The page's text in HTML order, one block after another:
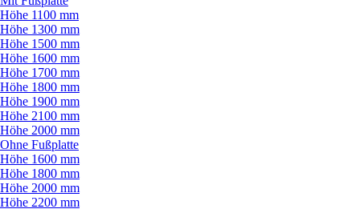
Höhe 1100 mm
Höhe 1300 mm
Höhe 1500 mm
Höhe 1600 mm
Höhe 1700 mm
Höhe 1800 mm
Höhe 1900 mm
Höhe 2100 mm
Höhe 2000 mm
Ohne Fußplatte
Höhe 1600 mm
Höhe 1800 mm
Höhe 2000 mm
Höhe 2200 mm